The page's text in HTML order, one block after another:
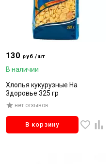
130 руб./шт
В наличии
Хлопья кукурузные На
Здоровье 325 гр
нет отзывов
В корзину